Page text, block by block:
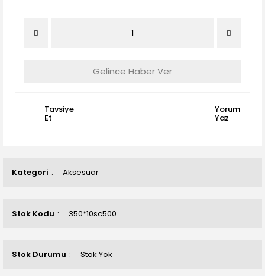
Kategori Aksesuar
Stok Kodu 350*10sc500
Stok Durumu Stok Yok
Gelince Haber Ver
Tavsiye
Et
Yorum
Yaz